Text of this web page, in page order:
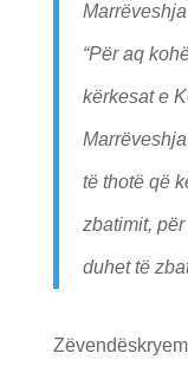
“Për aq
kërkesat e
të thotë që
zbatimit,
duhet të